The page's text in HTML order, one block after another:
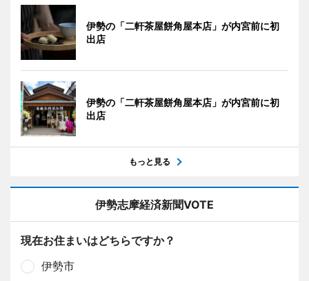
伊勢の「二軒茶屋餅角屋本店」が内宮前に初
出店
伊勢の「二軒茶屋餅角屋本店」が内宮前に初
出店
もっと見る
伊勢志摩経済新聞VOTE
現在お住まいはどちらですか？
伊勢市